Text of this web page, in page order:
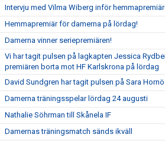
Intervju med Vilma Wiberg inför
Hemmapremiär för damerna på lördag!
Damerna vinner seriepremiären!
Vi har tagit pulsen på lagkapten Jessica
premiären borta mot HF Karlskrona på lördag
David Sundgren har tagit pulsen på Sara Hornö
Damerna träningsspelar lördag 24 augusti
Nathalie Söhrman till Skånela IF
Damernas träningsmatch sänds ikväll